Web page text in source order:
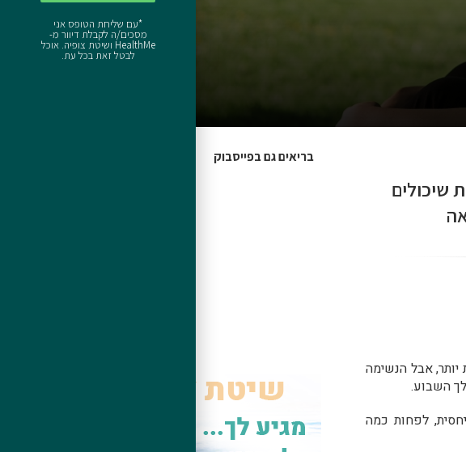
עבורכם 10 נזקי בריאות שיכולים
אבל הנשימה
לפחות כמה
בריאים גם בפייסבוק
*עם שליחת הטופס אני
מסכים/ה לקבלת דיוור מ-
HealthMe ושיטת צופיה. אוכל
לבטל זאת בכל עת.